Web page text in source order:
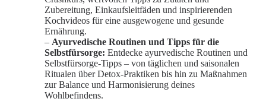
Zubereitung, Einkaufsleitfäden und inspirierenden
Kochvideos für eine ausgewogene und gesunde
Ernährung.
– Ayurvedische Routinen und Tipps für die
Selbstfürsorge: Entdecke ayurvedische Routinen und
Selbstfürsorge-Tipps – von täglichen und saisonalen
Ritualen über Detox-Praktiken bis hin zu Maßnahmen
zur Balance und Harmonisierung deines
Wohlbefindens.